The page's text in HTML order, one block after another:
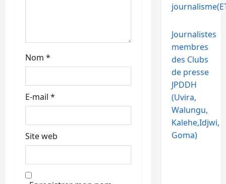
Nom *
E-mail *
Site web
Journalistes
membres
des Clubs
de presse
JPDDH
(Uvira,
Walungu,
Kalehe,Idjwi,
Goma)